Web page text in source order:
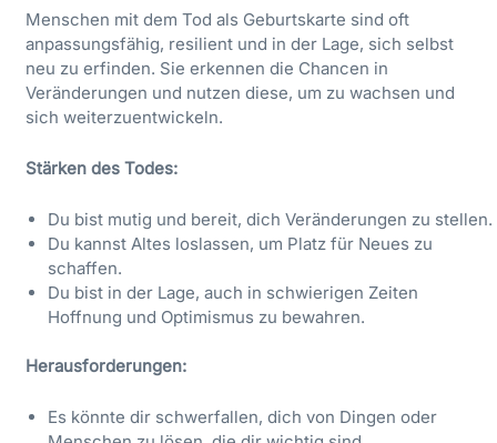
Menschen mit dem Tod als Geburtskarte sind oft
anpassungsfähig, resilient und in der Lage, sich selbst
neu zu erfinden. Sie erkennen die Chancen in
Veränderungen und nutzen diese, um zu wachsen und
sich weiterzuentwickeln.
Stärken des Todes:
Du bist mutig und bereit, dich Veränderungen zu stellen.
Du kannst Altes loslassen, um Platz für Neues zu
schaffen.
Du bist in der Lage, auch in schwierigen Zeiten
Hoffnung und Optimismus zu bewahren.
Herausforderungen:
Es könnte dir schwerfallen, dich von Dingen oder